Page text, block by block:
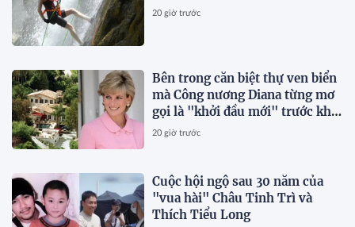
20 giờ trước
Bên trong căn biệt thự ven biển
mà Công nương Diana từng mơ
gọi là "khởi đầu mới" trước khi
qua đời vài tháng
20 giờ trước
Cuộc hội ngộ sau 30 năm của
"vua hài" Châu Tinh Trì và
Thích Tiểu Long